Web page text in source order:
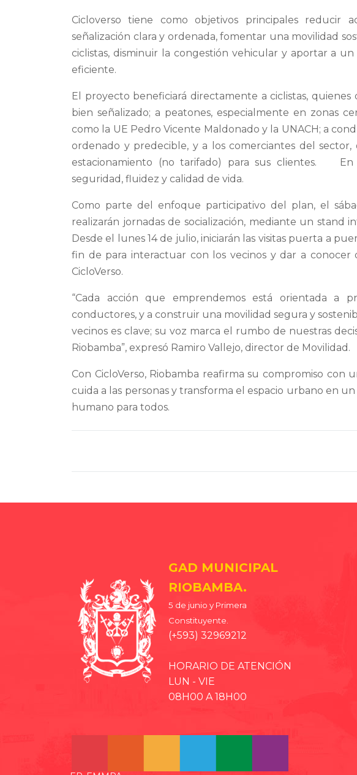
Cicloverso tiene como objetivos principales reducir
señalización clara y ordenada, fomentar una movilidad
ciclistas, disminuir la congestión vehicular y aportar a
eficiente.
El proyecto beneficiará directamente a ciclistas,
bien señalizado; a peatones, especialmente en zonas
como la UE Pedro Vicente Maldonado y la UNACH; a
ordenado y predecible, y a los comerciantes del
estacionamiento (no tarifado) para sus clientes.
seguridad, fluidez y calidad de vida.
Como parte del enfoque participativo del plan, el
realizarán jornadas de socialización, mediante un stand
Desde el lunes 14 de julio, iniciarán las visitas puerta a
fin de para interactuar con los vecinos y dar a conocer
CicloVerso.
“Cada acción que emprendemos está orientada a
conductores, y a construir una movilidad segura y
vecinos es clave; su voz marca el rumbo de nuestras
Riobamba”, expresó Ramiro Vallejo, director de Movilidad.
Con CicloVerso, Riobamba reafirma su compromiso con
cuida a las personas y transforma el espacio urbano en
humano para todos.
GAD MUNICIPAL
RIOBAMBA.
5 de junio y Primera
Constituyente.
(+593) 32969212
HORARIO DE ATENCIÓN
LUN - VIE
08H00 A 18H00